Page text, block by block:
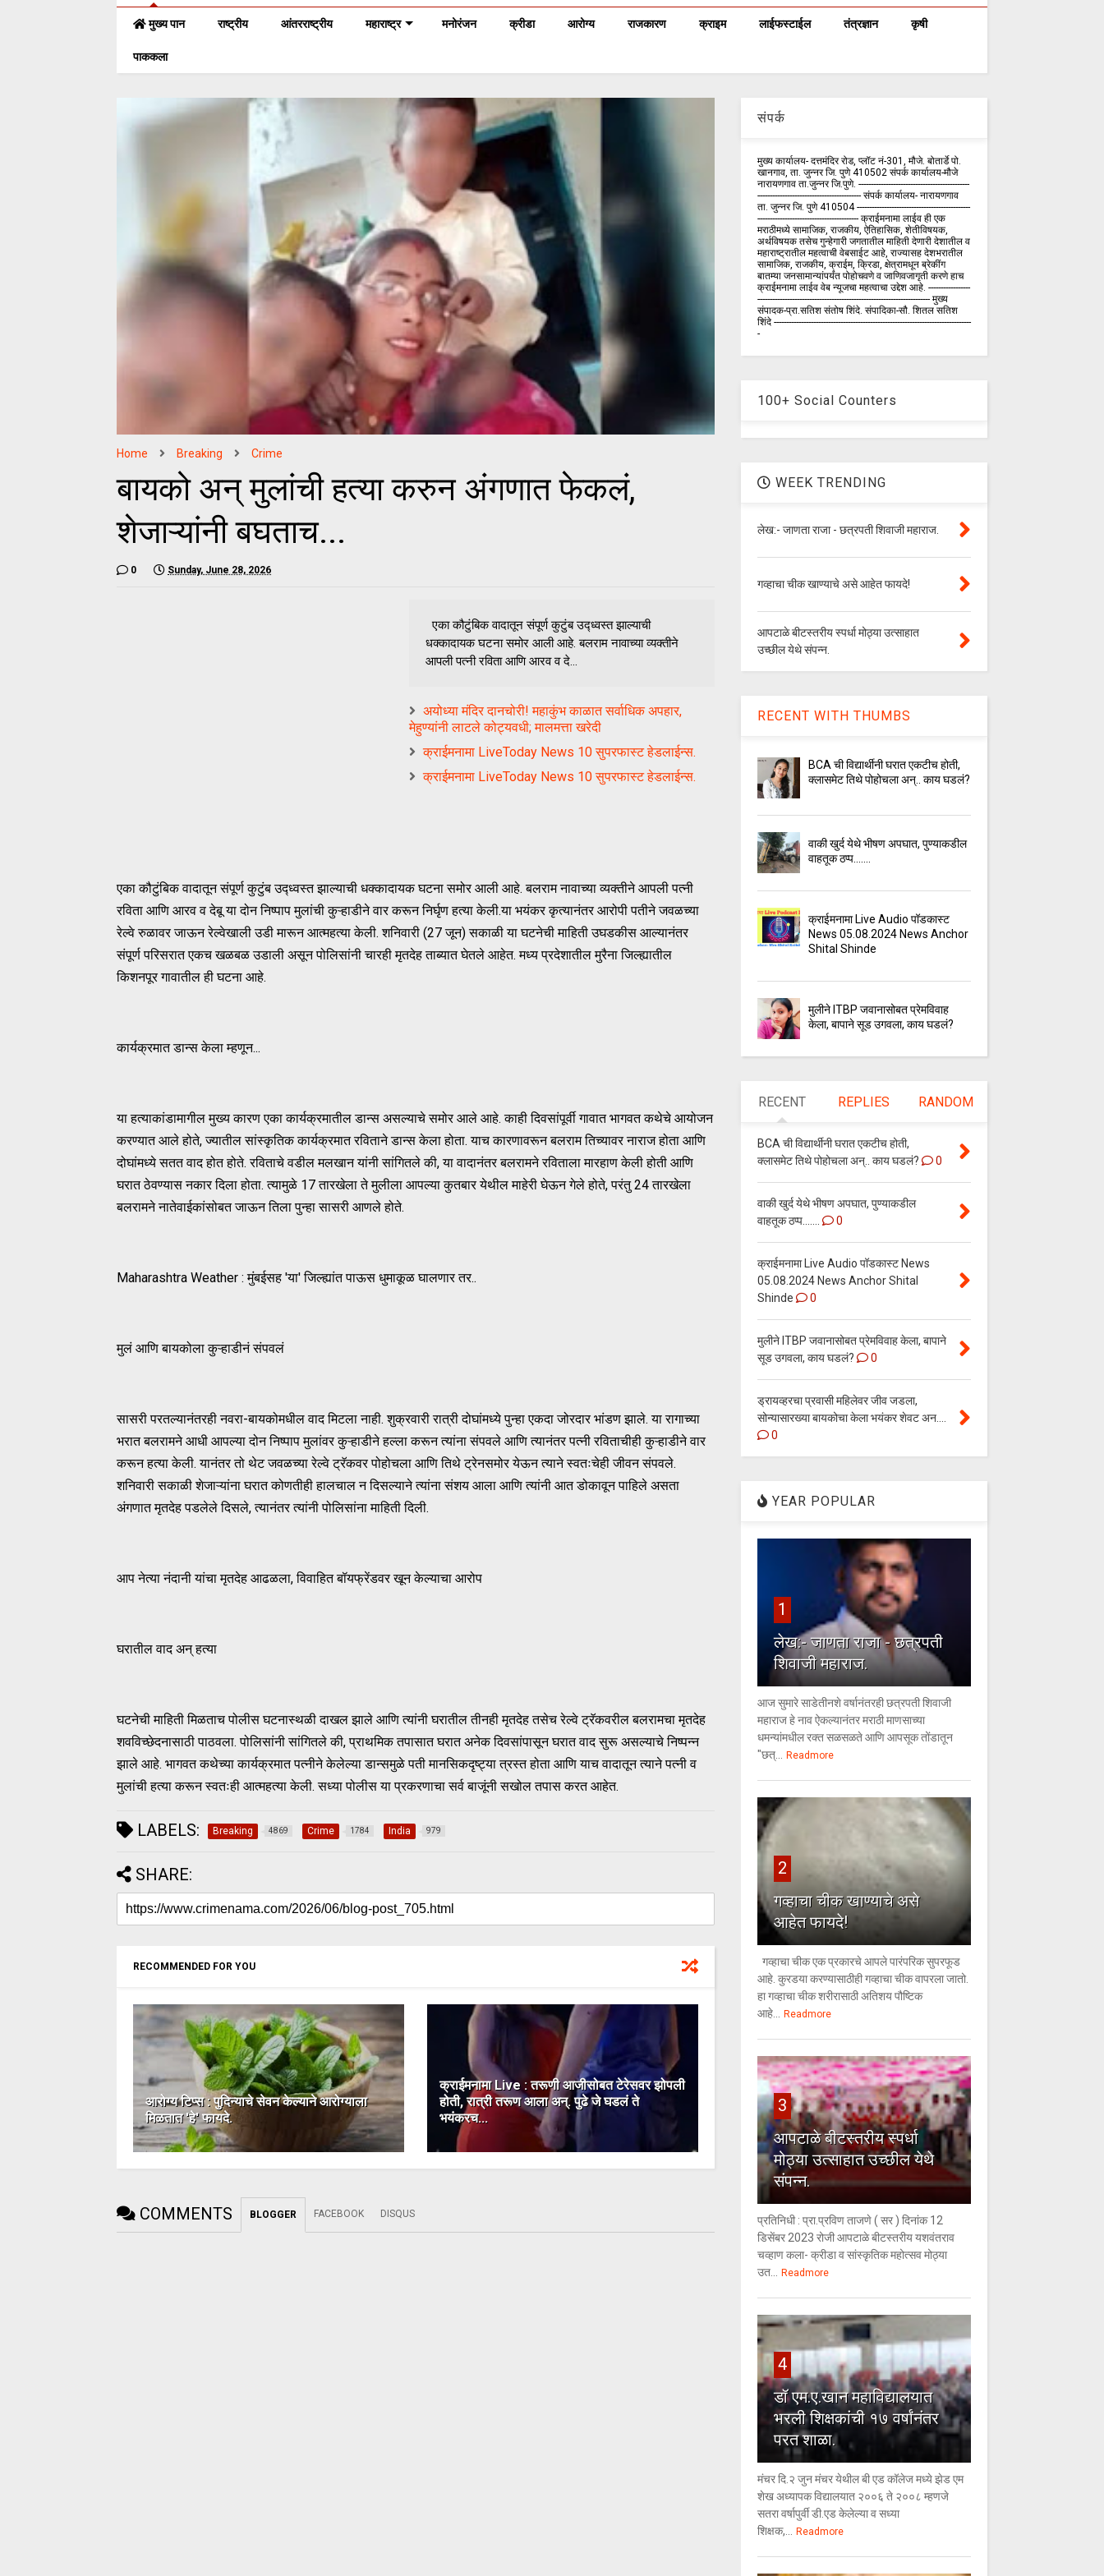
मुख्य पान राष्ट्रीय आंतरराष्ट्रीय महाराष्ट्र मनोरंजन क्रीडा आरोग्य राजकारण क्राइम लाईफस्टाईल तंत्रज्ञान कृषी
पाककला
Home Breaking Crime
बायको अन् मुलांची हत्या करुन अंगणात फेकलं,
शेजाऱ्यांनी बघताच...
0 Sunday, June 28, 2026
एका कौटुंबिक वादातून संपूर्ण कुटुंब उद्ध्वस्त झाल्याची
धक्कादायक घटना समोर आली आहे. बलराम नावाच्या व्यक्तीने
आपली पत्नी रविता आणि आरव व दे...
अयोध्या मंदिर दानचोरी! महाकुंभ काळात सर्वाधिक अपहार,
मेहुण्यांनी लाटले कोट्यवधी; मालमत्ता खरेदी
क्राईमनामा LiveToday News 10 सुपरफास्ट हेडलाईन्स.
क्राईमनामा LiveToday News 10 सुपरफास्ट हेडलाईन्स.
एका कौटुंबिक वादातून संपूर्ण कुटुंब उद्ध्वस्त झाल्याची धक्कादायक घटना समोर आली आहे. बलराम नावाच्या व्यक्तीने आपली पत्नी
रविता आणि आरव व देबू या दोन निष्पाप मुलांची कुऱ्हाडीने वार करून निर्घृण हत्या केली.या भयंकर कृत्यानंतर आरोपी पतीने जवळच्या
रेल्वे रुळावर जाऊन रेल्वेखाली उडी मारून आत्महत्या केली. शनिवारी (27 जून) सकाळी या घटनेची माहिती उघडकीस आल्यानंतर
संपूर्ण परिसरात एकच खळबळ उडाली असून पोलिसांनी चारही मृतदेह ताब्यात घेतले आहेत. मध्य प्रदेशातील मुरैना जिल्ह्यातील
किशनपूर गावातील ही घटना आहे.
कार्यक्रमात डान्स केला म्हणून...
या हत्याकांडामागील मुख्य कारण एका कार्यक्रमातील डान्स असल्याचे समोर आले आहे. काही दिवसांपूर्वी गावात भागवत कथेचे आयोजन
करण्यात आले होते, ज्यातील सांस्कृतिक कार्यक्रमात रविताने डान्स केला होता. याच कारणावरून बलराम तिच्यावर नाराज होता आणि
दोघांमध्ये सतत वाद होत होते. रविताचे वडील मलखान यांनी सांगितले की, या वादानंतर बलरामने रविताला मारहाण केली होती आणि
घरात ठेवण्यास नकार दिला होता. त्यामुळे 17 तारखेला ते मुलीला आपल्या कुतबार येथील माहेरी घेऊन गेले होते, परंतु 24 तारखेला
बलरामने नातेवाईकांसोबत जाऊन तिला पुन्हा सासरी आणले होते.
Maharashtra Weather : मुंबईसह 'या' जिल्ह्यांत पाऊस धुमाकूळ घालणार तर..
मुलं आणि बायकोला कुऱ्हाडीनं संपवलं
सासरी परतल्यानंतरही नवरा-बायकोमधील वाद मिटला नाही. शुक्रवारी रात्री दोघांमध्ये पुन्हा एकदा जोरदार भांडण झाले. या रागाच्या
भरात बलरामने आधी आपल्या दोन निष्पाप मुलांवर कुऱ्हाडीने हल्ला करून त्यांना संपवले आणि त्यानंतर पत्नी रविताचीही कुऱ्हाडीने वार
करून हत्या केली. यानंतर तो थेट जवळच्या रेल्वे ट्रॅकवर पोहोचला आणि तिथे ट्रेनसमोर येऊन त्याने स्वतःचेही जीवन संपवले.
शनिवारी सकाळी शेजाऱ्यांना घरात कोणतीही हालचाल न दिसल्याने त्यांना संशय आला आणि त्यांनी आत डोकावून पाहिले असता
अंगणात मृतदेह पडलेले दिसले, त्यानंतर त्यांनी पोलिसांना माहिती दिली.
आप नेत्या नंदानी यांचा मृतदेह आढळला, विवाहित बॉयफ्रेंडवर खून केल्याचा आरोप
घरातील वाद अन् हत्या
घटनेची माहिती मिळताच पोलीस घटनास्थळी दाखल झाले आणि त्यांनी घरातील तीनही मृतदेह तसेच रेल्वे ट्रॅकवरील बलरामचा मृतदेह
शवविच्छेदनासाठी पाठवला. पोलिसांनी सांगितले की, प्राथमिक तपासात घरात अनेक दिवसांपासून घरात वाद सुरू असल्याचे निष्पन्न
झाले आहे. भागवत कथेच्या कार्यक्रमात पत्नीने केलेल्या डान्समुळे पती मानसिकदृष्ट्या त्रस्त होता आणि याच वादातून त्याने पत्नी व
मुलांची हत्या करून स्वतःही आत्महत्या केली. सध्या पोलीस या प्रकरणाचा सर्व बाजूंनी सखोल तपास करत आहेत.
LABELS: Breaking 4869 Crime 1784 India 979
SHARE:
RECOMMENDED FOR YOU
आरोग्य टिप्स : पुदिन्याचे सेवन केल्याने आरोग्याला
मिळतात 'हे' फायदे.
क्राईमनामा Live : तरूणी आजीसोबत टेरेसवर झोपली
होती, रात्री तरूण आला अन्. पुढे जे घडलं ते
भयंकरच...
COMMENTS BLOGGER FACEBOOK DISQUS
संपर्क
मुख्य कार्यालय- दत्तमंदिर रोड, प्लॉट नं-301, मौजे. बोतार्डे पो.
खानगाव, ता. जुन्नर जि. पुणे 410502 संपर्क कार्य‍ालय-मौजे
नारायणगाव ता.जुन्नर जि.पुणे. ---------------------------------------------
------------------------------------------ संपर्क कार्यालय- नारायणगाव
ता. जुन्नर जि. पुणे 410504 ----------------------------------------------
----------------------------------------- क्राईमनामा लाईव ही एक
मराठीमध्ये सामाजिक, राजकीय, ऐतिहासिक, शेतीविषयक,
अर्थविषयक तसेच गुन्हेगारी जगतातील माहिती देणारी देशातील व
महाराष्ट्रातील महत्वाची वेबसाईट आहे, राज्यासह देशभरातील
सामाजिक, राजकीय, क्राईम, क्रिडा, क्षेत्रामधून ब्रेकींग
बातम्या जनसामान्यांपर्यंत पोहोचवणे व जाणिवजागृती करणे हाच
क्राईमनामा लाईव वेब न्यूजचा महत्वाचा उद्देश आहे. -----------------
---------------------------------------------------------------------- मुख्य
संपादक-प्रा.सतिश संतोष शिंदे. संपादिका-सौ. शितल सतिश
शिंदे --------------------------------------------------------------------------------
-
100+ Social Counters
WEEK TRENDING
लेख:- जाणता राजा - छत्रपती शिवाजी महाराज.
गव्हाचा चीक खाण्याचे असे आहेत फायदे!
आपटाळे बीटस्तरीय स्पर्धा मोठ्या उत्साहात
उच्छील येथे संपन्न.
RECENT WITH THUMBS
BCA ची विद्यार्थीनी घरात एकटीच होती,
क्लासमेट तिथे पोहोचला अन्.. काय घडलं?
वाकी खुर्द येथे भीषण अपघात, पुण्याकडील
वाहतूक ठप्प.......
क्राईमनामा Live Audio पॉडकास्ट
News 05.08.2024 News Anchor
Shital Shinde
मुलीने ITBP जवानासोबत प्रेमविवाह
केला, बापाने सूड उगवला, काय घडलं?
RECENT REPLIES RANDOM
BCA ची विद्यार्थीनी घरात एकटीच होती,
क्लासमेट तिथे पोहोचला अन्.. काय घडलं?
0
वाकी खुर्द येथे भीषण अपघात, पुण्याकडील
वाहतूक ठप्प.......
0
क्राईमनामा Live Audio पॉडकास्ट News
05.08.2024 News Anchor Shital
Shinde
0
मुलीने ITBP जवानासोबत प्रेमविवाह केला, बापाने
सूड उगवला, काय घडलं?
0
ड्रायव्हरचा प्रवासी महिलेवर जीव जडला,
सोन्यासारख्या बायकोचा केला भयंकर शेवट अन....
0
YEAR POPULAR
1
लेख:- जाणता राजा - छत्रपती
शिवाजी महाराज.
आज सुमारे साडेतीनशे वर्षानंतरही छत्रपती शिवाजी
महाराज हे नाव ऐकल्यानंतर मराठी माणसाच्या
धमन्यांमधील रक्त सळसळते आणि आपसूक तोंडातून
"छत्... Readmore
2
गव्हाचा चीक खाण्याचे असे
आहेत फायदे!
गव्हाचा चीक एक प्रकारचे आपले पारंपरिक सुपरफूड
आहे. कुरडया करण्यासाठीही गव्हाचा चीक वापरला जातो.
हा गव्हाचा चीक शरीरासाठी अतिशय पौष्टिक
आहे... Readmore
3
आपटाळे बीटस्तरीय स्पर्धा
मोठ्या उत्साहात उच्छील येथे
संपन्न.
प्रतिनिधी : प्रा.प्रविण ताजणे ( सर ) दिनांक 12
डिसेंबर 2023 रोजी आपटाळे बीटस्तरीय यशवंतराव
चव्हाण कला- क्रीडा व सांस्कृतिक महोत्सव मोठ्या
उत... Readmore
4
डॉ एम.ए.खान महाविद्यालयात
भरली शिक्षकांची १७ वर्षांनंतर
परत शाळा.
मंचर दि.२ जुन मंचर येथील बी एड कॉलेज मध्ये झेड एम
शेख अध्यापक विद्यालयात २००६ ते २००८ म्हणजे
सतरा वर्षापुर्वी डी.एड केलेल्या व सध्या
शिक्षक,... Readmore